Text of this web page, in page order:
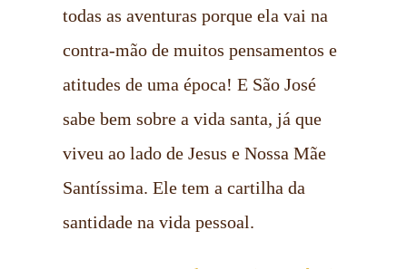
todas as aventuras porque ela vai na
contra-mão de muitos pensamentos e
atitudes de uma época! E São José
sabe bem sobre a vida santa, já que
viveu ao lado de Jesus e Nossa Mãe
Santíssima. Ele tem a cartilha da
santidade na vida pessoal.